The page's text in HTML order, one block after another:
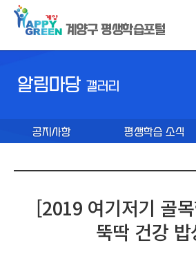
계양구 평생학습포털
알림마당 갤러리
공지사항 평생학습 소식
[2019 여기저기 골
뚝딱 건강